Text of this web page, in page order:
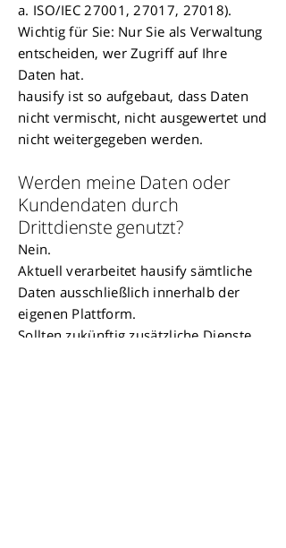
a. ISO/IEC 27001, 27017, 27018).
Wichtig für Sie: Nur Sie als Verwaltung
entscheiden, wer Zugriff auf Ihre
Daten hat.
hausify ist so aufgebaut, dass Daten
nicht vermischt, nicht ausgewertet und
nicht weitergegeben werden.
Werden meine Daten oder
Kundendaten durch
Drittdienste genutzt?
Nein.
Aktuell verarbeitet hausify sämtliche
Daten ausschließlich innerhalb der
eigenen Plattform.
Sollten zukünftig zusätzliche Dienste